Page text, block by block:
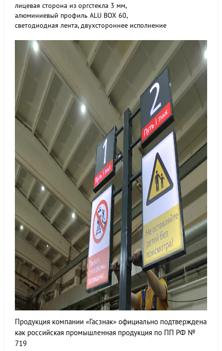
лицевая сторона из оргстекла 3 мм,
алюминиевый профиль ALU BOX 60,
светодиодная лента, двухстороннее исполнение
Продукция компании «Гасзнак» официально подтверждена
как российская промышленная продукция по ПП РФ №
719